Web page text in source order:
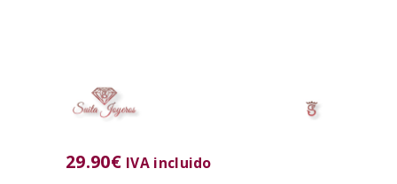
29.90€ IVA incluido